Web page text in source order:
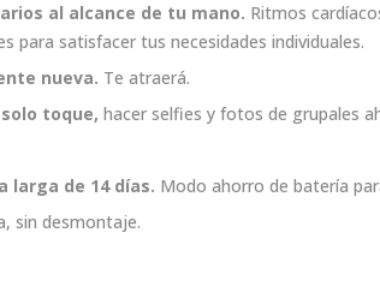
al alcance de tu mano. Ritmos
para satisfacer tus necesidades individuales.
nueva. Te atraerá.
toque, hacer selfies y fotos de grupales
larga de 14 días. Modo ahorro de batería
sin desmontaje.